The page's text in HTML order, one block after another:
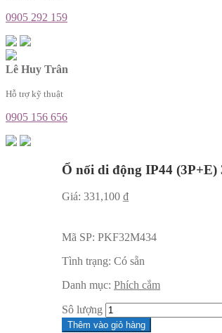
0905 292 159
Lê Huy Trân
Hỗ trợ kỹ thuật
0905 156 656
Ổ nối di động IP44 (3P+E)
Giá: 331,100 ₫
Mã SP: PKF32M434
Tình trạng: Có sẵn
Danh mục: Phích cắm
Sô lượng
Thêm vào giỏ hàng